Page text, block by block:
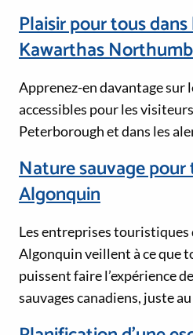
Plaisir pour tous
Kawarthas
Apprenez-en davantage sur
accessibles pour les
Peterborough et dans les
Nature sauvage
Algonquin
Les entreprises touristiques
Algonquin veillent à ce que
puissent faire l’expérience
sauvages canadiens, juste